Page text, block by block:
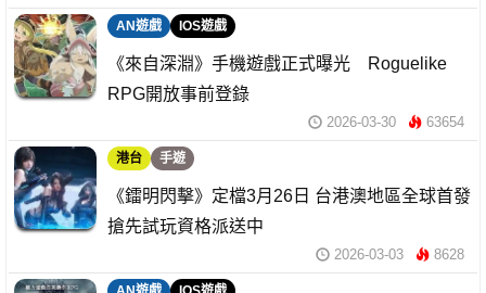
AN遊戲 IOS遊戲
《來自深淵》手機遊戲正式曝光 Roguelike
RPG開放事前登錄
2026-03-30 63654
港台 手遊
《鐳明閃擊》定檔3月26日 台港澳地區全球首發
搶先試玩資格派送中
2026-03-03 8628